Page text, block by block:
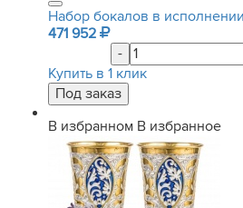
Набор бокалов в
471 952
-
Купить в 1 клик
В избранном В избранное